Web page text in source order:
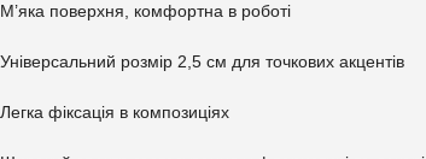
М’яка поверхня, комфортна в роботі
Універсальний розмір 2,5 см для точкових акцентів
Легка фіксація в композиціях